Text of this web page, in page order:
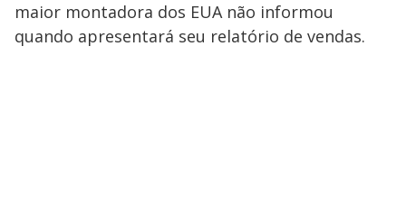
maior montadora dos EUA não informou
quando apresentará seu relatório de vendas.